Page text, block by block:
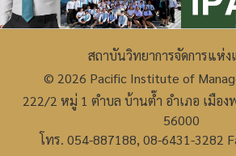
สถาบันวิทยาการจัดการแห่
© 2026 Pacific Institute of
222/2 หมู่ 1 ตำบล บ้านต๊ำ อำเภอ เมือง
56000
โทร. 054-887188, 08-6431-3282